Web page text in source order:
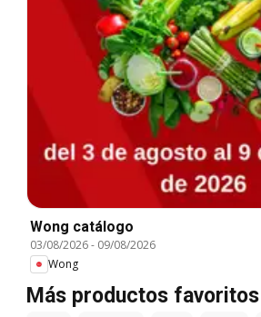
Wong catálogo
03/08/2026- 09/08/2026
Wong
Más productos favoritos